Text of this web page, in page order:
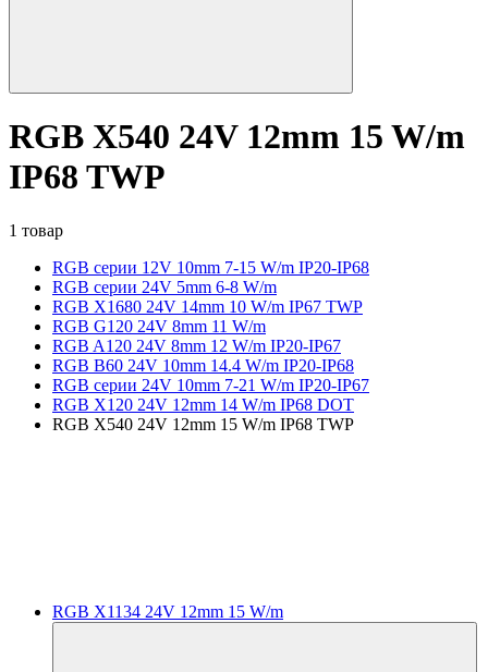
RGB X540 24V 12mm 15 W/m
IP68 TWP
1 товар
RGB серии 12V 10mm 7-15 W/m IP20-IP68
RGB серии 24V 5mm 6-8 W/m
RGB X1680 24V 14mm 10 W/m IP67 TWP
RGB G120 24V 8mm 11 W/m
RGB A120 24V 8mm 12 W/m IP20-IP67
RGB B60 24V 10mm 14.4 W/m IP20-IP68
RGB серии 24V 10mm 7-21 W/m IP20-IP67
RGB X120 24V 12mm 14 W/m IP68 DOT
RGB X540 24V 12mm 15 W/m IP68 TWP
RGB X1134 24V 12mm 15 W/m